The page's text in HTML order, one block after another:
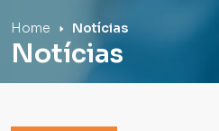
Home Notícias
Notícias